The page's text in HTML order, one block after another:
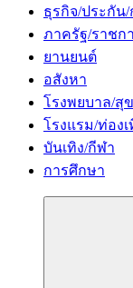
ธุรกิจ/ประกัน/
ภาครัฐ/ราชก
ยานยนต์
อสังหา
โรงพยบาล/สุ
โรงแรม/ท่อง
บันเทิง/กีฬา
การศึกษา